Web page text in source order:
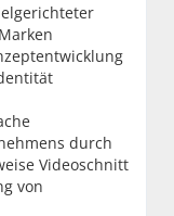
durch
Videoschnitt
von